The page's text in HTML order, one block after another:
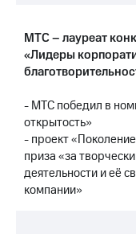
Другое
Контакты
развитие
деловая этика
На главную
МТС – лауреат
«Лидеры
- МТС победил в
открытость»
- проект
приза «за
деятельности и её
компании»